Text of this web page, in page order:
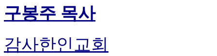
구봉주 목사
감사한인교회